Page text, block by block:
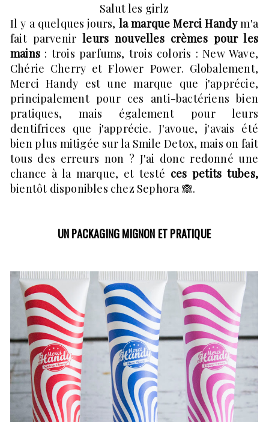
Salut les girlz
Il y a quelques jours, la marque Merci Handym'a
fait parvenirleurs nouvelles crèmes pour les
mains : trois parfums, trois coloris : New Wave,
Chérie Cherry et Flower Power. Globalement,
Merci Handy est une marque que j'apprécie,
principalement pour ces anti-bactériens bien
pratiques, mais également pour leurs
dentifrices que j'apprécie. J'avoue, j'avais été
bien plus mitigée sur la Smile Detox, mais on fait
tous des erreurs non ? J'ai donc redonné une
chance à la marque, et testé ces petits tubes,
bientôt disponibles chez Sephora 🙈.
UN PACKAGING MIGNON ET PRATIQUE